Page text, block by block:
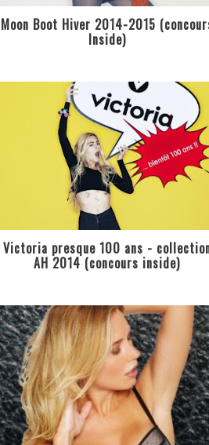
Moon Boot Hiver 2014-2015
Inside)
Victoria presque 100 ans -
AH 2014 (concours inside)